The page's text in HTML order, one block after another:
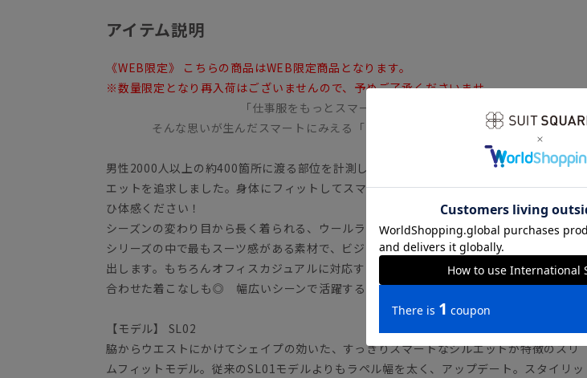
アイテム説明
《WEB限定》 こちらの商品はWEB限定商品となります。
※数量限定となり再入荷はございませんので、予めご了承くださいませ。
「仕事服をもっとスマートに格好良く」
そんな思いが生んだスマートにみえる「スマみえ」セットアップシリーズ
男性2000人以上の約400箇所に渡る部位を計測したスキャンデータをもとに、理想のシル
エットを追求しました。身体にフィットしてスマートにみえる“スマみえシルエット”をぜ
ひ体感ください！
シーズンの変わり目から長く着られる、ウールライクなジャージージャケット。スマみえ
シリーズの中で最もスーツ感がある素材で、ビジネスシーンに相応しい上品な雰囲気を演
出します。もちろんオフィスカジュアルに対応するジャケットとして、ニットやTシャツを
合わせた着こなしも◎ 幅広いシーンで活躍するアイテムです。
【モデル】 SL02
脇からウエストにかけてシェイプの効いた、すっきりスマートなシルエットが特徴のスリ
ムフィットモデル。従来のSL01モデルよりもラペル幅を太く、アップデート。スタイリッ